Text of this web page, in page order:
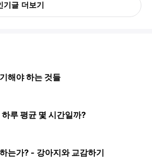
기글 더보기
해야 하는 것들
루 평균 몇 시간일까?
는가? - 강아지와 교감하기